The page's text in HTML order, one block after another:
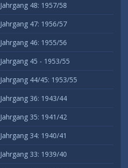
Jahrgang 48: 1957/58
Jahrgang 47: 1956/57
Jahrgang 46: 1955/56
Jahrgang 45 - 1953/55
Jahrgang 44/45: 1953/55
Jahrgang 36: 1943/44
Jahrgang 35: 1941/42
Jahrgang 34: 1940/41
Jahrgang 33: 1939/40